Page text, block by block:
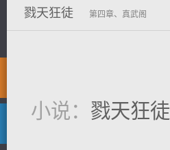
戮天狂徒 第四章、真武阁
小说： 戮天狂徒